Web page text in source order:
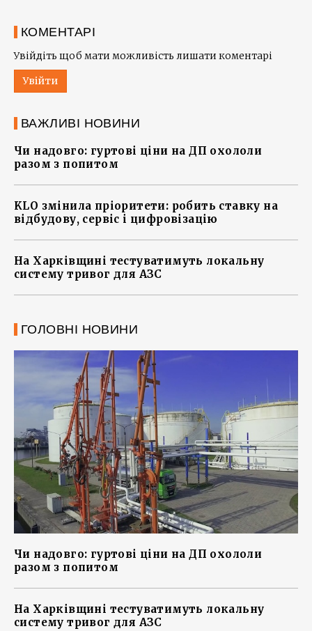
КОМЕНТАРІ
Увійдіть щоб мати можливість лишати коментарі
Увійти
ВАЖЛИВІ НОВИНИ
Чи надовго: гуртові ціни на ДП охололи
разом з попитом
KLO змінила пріоритети: робить ставку на
відбудову, сервіс і цифровізацію
На Харківщині тестуватимуть локальну
систему тривог для АЗС
ГОЛОВНІ НОВИНИ
Чи надовго: гуртові ціни на ДП охололи
разом з попитом
На Харківщині тестуватимуть локальну
систему тривог для АЗС